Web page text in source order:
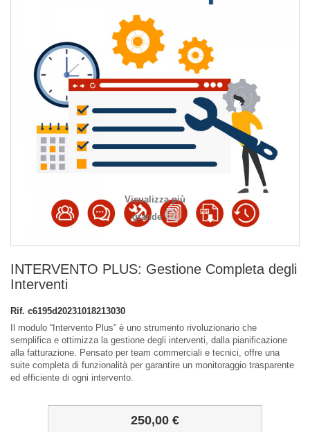
Visualizza più
grande
INTERVENTO PLUS: Gestione Completa degli
Interventi
Rif. c6195d20231018213030
Il modulo “Intervento Plus” è uno strumento rivoluzionario che
semplifica e ottimizza la gestione degli interventi, dalla pianificazione
alla fatturazione. Pensato per team commerciali e tecnici, offre una
suite completa di funzionalità per garantire un monitoraggio trasparente
ed efficiente di ogni intervento.
250,00 €